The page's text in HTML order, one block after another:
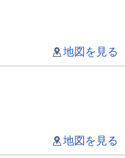
地図を見る
地図を見る